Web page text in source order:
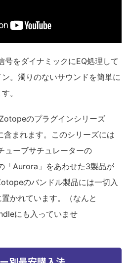
をダイナミックにEQ処理して
。濁りのないサウンドを簡単に
。
のプラグインシリーズ
含まれます。このシリーズには
ューブサチュレーターの
「Aurora」をあわせた3製品が
のバンドル製品には一切入
かれています。（なんと
にも入っていませ